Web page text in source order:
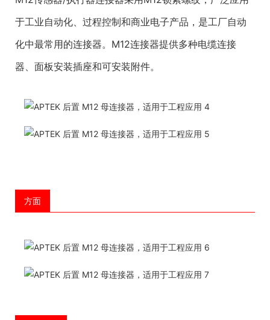
于工业自动化、过程控制和商业电子产品，是工厂自动
化中最常用的连接器。M12连接器提供多种电缆连接
器、面板安装插座和可安装附件。
方面